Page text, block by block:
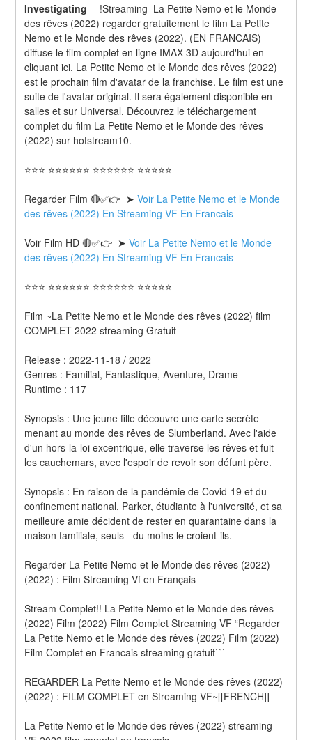
Investigating --!Streaming  La Petite Nemo et le Monde
des rêves (2022) regarder gratuitement le film La Petite
Nemo et le Monde des rêves (2022). (EN FRANCAIS)
diffuse le film complet en ligne IMAX-3D aujourd'hui en
cliquant ici. La Petite Nemo et le Monde des rêves (2022)
est le prochain film d'avatar de la franchise. Le film est une
suite de l'avatar original. Il sera également disponible en
salles et sur Universal. Découvrez le téléchargement
complet du film La Petite Nemo et le Monde des rêves
(2022) sur hotstream10.
⭐⭐⭐ ⭐⭐⭐⭐⭐⭐ ⭐⭐⭐⭐⭐⭐ ⭐⭐⭐⭐⭐
Regarder Film 🔴✅👉  ➤ Voir La Petite Nemo et le Monde
des rêves (2022) En Streaming VF En Francais
Voir Film HD 🔴✅👉  ➤ Voir La Petite Nemo et le Monde
des rêves (2022) En Streaming VF En Francais
⭐⭐⭐ ⭐⭐⭐⭐⭐⭐ ⭐⭐⭐⭐⭐⭐ ⭐⭐⭐⭐⭐
Film ~La Petite Nemo et le Monde des rêves (2022) film
COMPLET 2022 streaming Gratuit
Release : 2022-11-18 / 2022
Genres : Familial, Fantastique, Aventure, Drame
Runtime : 117
Synopsis : Une jeune fille découvre une carte secrète
menant au monde des rêves de Slumberland. Avec l'aide
d'un hors-la-loi excentrique, elle traverse les rêves et fuit
les cauchemars, avec l'espoir de revoir son défunt père.
Synopsis : En raison de la pandémie de Covid-19 et du
confinement national, Parker, étudiante à l'université, et sa
meilleure amie décident de rester en quarantaine dans la
maison familiale, seuls - du moins le croient-ils.
Regarder La Petite Nemo et le Monde des rêves (2022)
(2022) : Film Streaming Vf en Français
Stream Complet!! La Petite Nemo et le Monde des rêves
(2022) Film (2022) Film Complet Streaming VF “Regarder
La Petite Nemo et le Monde des rêves (2022) Film (2022)
Film Complet en Francais streaming gratuit```
REGARDER La Petite Nemo et le Monde des rêves (2022)
(2022) : FILM COMPLET en Streaming VF~[[FRENCH]]
La Petite Nemo et le Monde des rêves (2022) streaming